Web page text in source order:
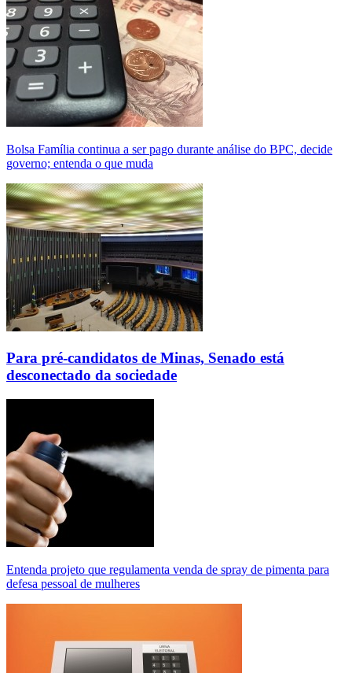
Bolsa Família continua a ser pago durante análise do BPC, decide
governo; entenda o que muda
Para pré-candidatos de Minas, Senado está
desconectado da sociedade
Entenda projeto que regulamenta venda de spray de pimenta para
defesa pessoal de mulheres